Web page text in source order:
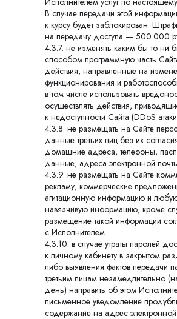
В случае передачи этой
к курсу будет заблокирован.
на передачу доступа — 500 000
4.3.7. не изменять каким бы то ни
способом программную часть
действия, направленные на
функционирования и
в том числе использовать
осуществлять действия,
к недоступности Сайта (DDoS
4.3.8. не размещать на Сайте
данные третьих лиц без их
домашние адреса, телефоны,
данные, адреса электронной
4.3.9. не размещать на Сайте
рекламу, коммерческие
агитационную информацию и
навязчивую информацию, кроме
размещение такой информации
с Исполнителем.
4.3.10. в случае утраты паролей
к личному кабинету в закрытом
либо выявления фактов передачи
третьим лицам незамедлительно
день) направить об этом
письменное уведомление
содержание на адрес